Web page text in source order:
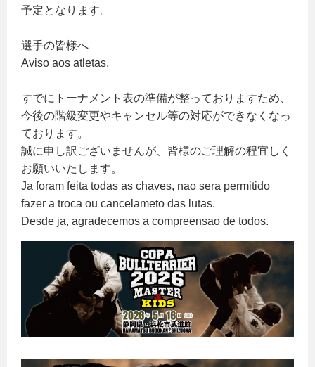
予定となります。
選手の皆様へ
Aviso aos atletas.
すでにトーナメント表の準備が整っておりますため、
今後の階級変更やキャンセル等の対応ができなくなっ
ております。
誠に申し訳ございませんが、皆様のご理解の程宜しく
お願いいたします。
Ja foram feita todas as chaves, nao sera permitido
fazer a troca ou cancelameto das lutas.
Desde ja, agradecemos a compreensao de todos.